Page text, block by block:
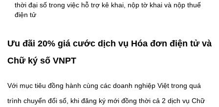
thời đại số trong việc hỗ trợ kê khai, nộp tờ khai và nộp thuế
điện tử
Ưu đãi 20% giá cước dịch vụ Hóa đơn điện tử và
Chữ ký số VNPT
Với mục tiêu đồng hành cùng các doanh nghiệp Việt trong quá
trình chuyển đổi số, khi đăng ký mới đồng thời cả 2 dịch vụ Chữ